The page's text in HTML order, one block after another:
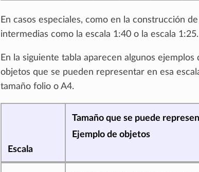
En casos especiales, como en la construcción
intermedias como la escala 1:40 o la escala 1:25.
En la siguiente tabla aparecen algunos
objetos que se pueden representar en esa
tamaño folio o A4.
Escala
Tamaño que se puede
Ejemplo de objetos